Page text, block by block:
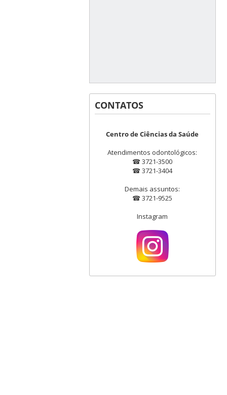
CONTATOS
Centro de Ciências da Saúde
Atendimentos odontológicos:
☎ 3721-3500
☎ 3721-3404
Demais assuntos:
☎ 3721-9525
Instagram